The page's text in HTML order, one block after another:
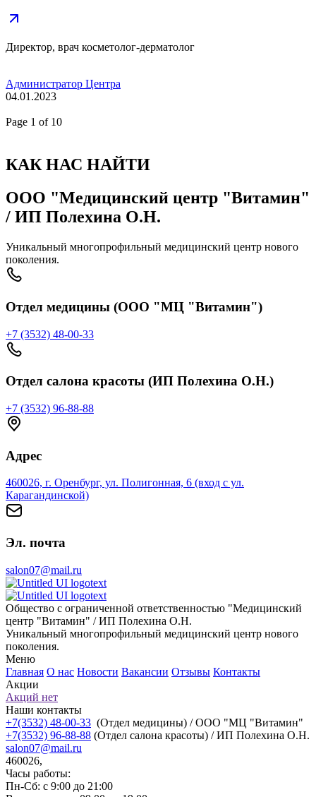
Директор, врач косметолог-дерматолог
Администратор Центра
04.01.2023
Page 1 of 10
КАК НАС НАЙТИ
ООО "Медицинский центр "Витамин"
/ ИП Полехина О.Н.
Уникальный многопрофильный медицинский центр нового
поколения.
Отдел медицины (ООО "МЦ "Витамин")
+7 (3532) 48-00-33
Отдел салона красоты (ИП Полехина О.Н.)
+7 (3532) 96-88-88
Адрес
460026, г. Оренбург, ул. Полигонная, 6 (вход с ул.
Карагандинской)
Эл. почта
salon07@mail.ru
Общество с ограниченной ответственностью "Медицинский
центр "Витамин" / ИП Полехина О.Н.
Уникальный многопрофильный медицинский центр нового
поколения.
Меню
Главная О нас Новости Вакансии Отзывы Контакты
Акции
Акций нет
Наши контакты
+7(3532) 48-00-33 (Отдел медицины) / ООО "МЦ "Витамин"
+7(3532) 96-88-88 (Отдел салона красоты) / ИП Полехина О.Н.
salon07@mail.ru
460026,
Часы работы:
Пн-Сб: с 9:00 до 21:00